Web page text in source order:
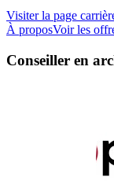
Visiter la page
À proposVoir les
Conseiller en